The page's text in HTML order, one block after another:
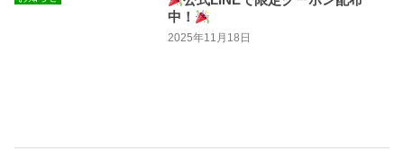
中！
2025年11月18日